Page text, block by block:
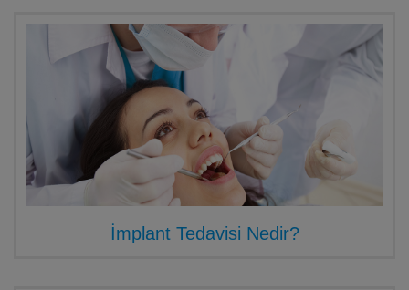
İmplant Tedavisi Nedir?